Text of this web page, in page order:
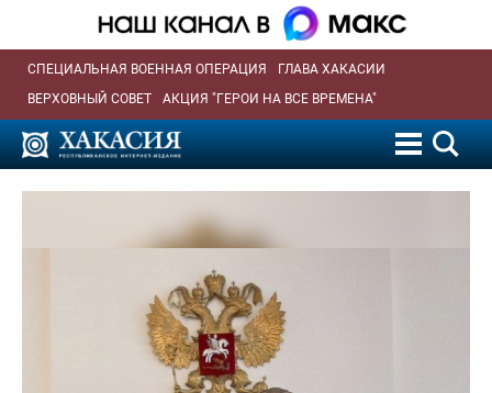
СПЕЦИАЛЬНАЯ ВОЕННАЯ ОПЕРАЦИЯ
ГЛАВА ХАКАСИИ
ВЕРХОВНЫЙ СОВЕТ
АКЦИЯ "ГЕРОИ НА ВСЕ ВРЕМЕНА"